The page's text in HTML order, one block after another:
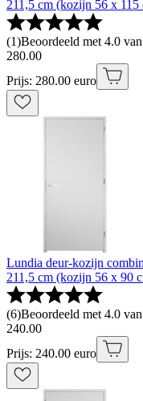
211,5 cm (kozijn 56 x 115
(1)Beoordeeld met 4.0
280.00
Prijs: 280.00 euro
Lundia deur-kozijn
211,5 cm (kozijn 56 x 90
(6)Beoordeeld met 4.0
240.00
Prijs: 240.00 euro